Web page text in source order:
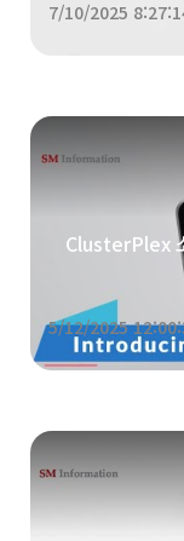
7/10/2025
ClusterPlex
5/12/2025